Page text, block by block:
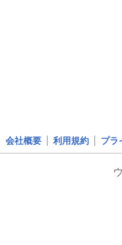
会社概要 利用規約 プラ